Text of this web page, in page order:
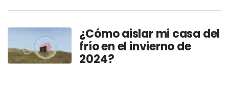
¿Cómo aislar mi casa del
frío en el invierno de
2024?